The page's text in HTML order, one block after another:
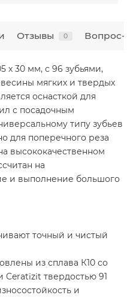
Отзывы 0 Вопрос-
х 30 мм, с 96 зубьями,
мягких и твердых
оснасткой для
с посадочным
типу зубьев
для поперечного реза
высококачественном
на
и выполнение большого
точный и чистый
из сплава К10 со
твердостью 91
и